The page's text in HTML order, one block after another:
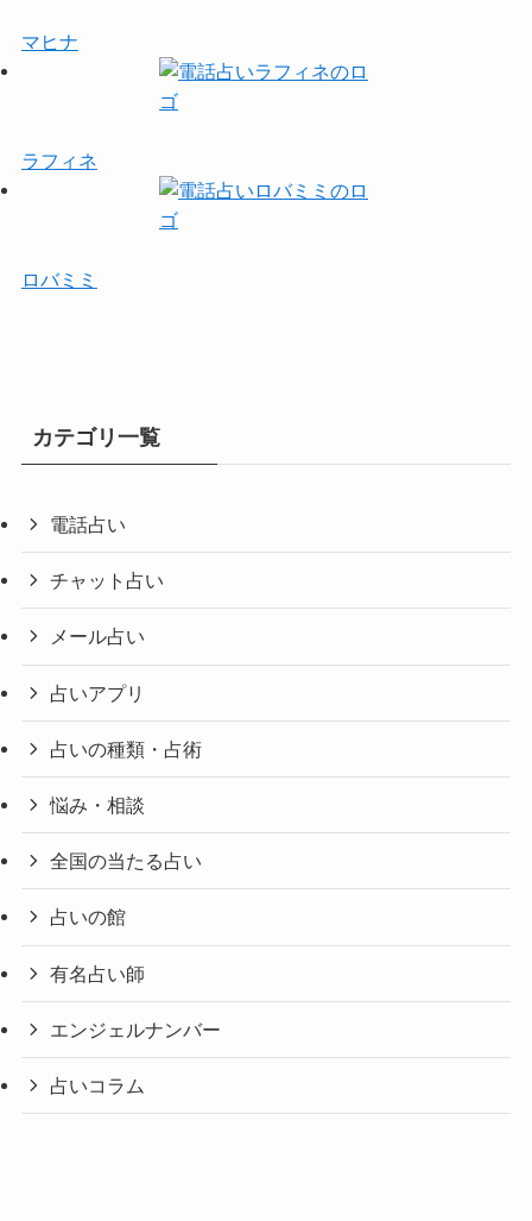
マヒナ
ラフィネ
ロバミミ
カテゴリ一覧
電話占い
チャット占い
メール占い
占いアプリ
占いの種類・占術
悩み・相談
全国の当たる占い
占いの館
有名占い師
エンジェルナンバー
占いコラム